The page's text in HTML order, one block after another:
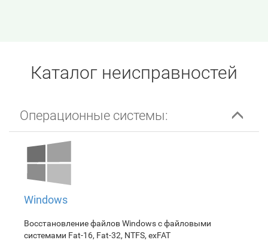
Каталог неисправностей
Операционные системы:
Windows
Восстановление файлов Windows с файловыми
системами Fat-16, Fat-32, NTFS, exFAT